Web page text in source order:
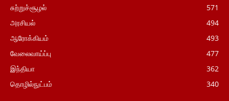
சுற்றுச்சூழல்
571
அரசியல்
494
ஆரோக்கியம்
493
வேலைவாய்ப்பு
477
இந்தியா
362
தொழில்நுட்பம்
340